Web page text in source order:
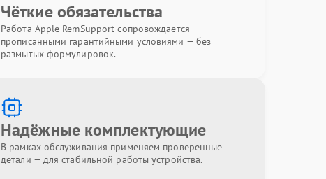
Чёткие обязательства
Работа Apple RemSupport сопровождается
прописанными гарантийными условиями — без
размытых формулировок.
Надёжные комплектующие
В рамках обслуживания применяем проверенные
детали — для стабильной работы устройства.